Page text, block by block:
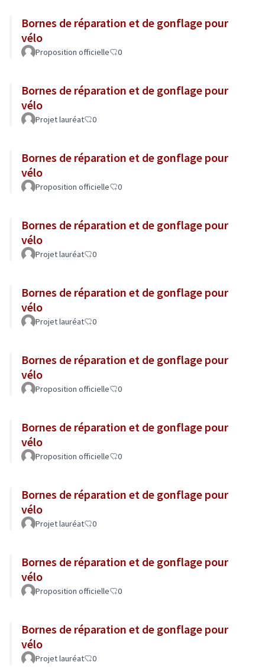
Bornes de réparation et de gonflage pour
vélo
Proposition officielle 0
Bornes de réparation et de gonflage pour
vélo
Projet lauréat 0
Bornes de réparation et de gonflage pour
vélo
Proposition officielle 0
Bornes de réparation et de gonflage pour
vélo
Projet lauréat 0
Bornes de réparation et de gonflage pour
vélo
Projet lauréat 0
Bornes de réparation et de gonflage pour
vélo
Proposition officielle 0
Bornes de réparation et de gonflage pour
vélo
Proposition officielle 0
Bornes de réparation et de gonflage pour
vélo
Projet lauréat 0
Bornes de réparation et de gonflage pour
vélo
Proposition officielle 0
Bornes de réparation et de gonflage pour
vélo
Projet lauréat 0